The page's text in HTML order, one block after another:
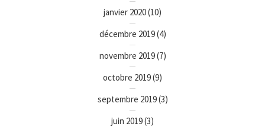
janvier 2020(10)
décembre 2019(4)
novembre 2019(7)
octobre 2019(9)
septembre 2019(3)
juin 2019(3)